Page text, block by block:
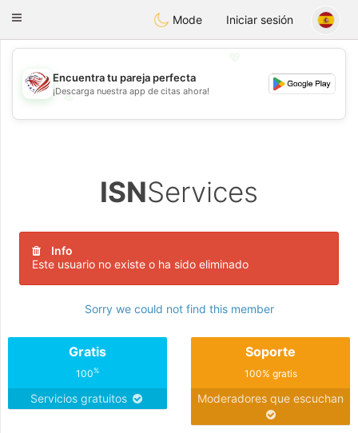
StatesDating
Toggle
Mode Iniciar sesión
💖
💕
Encuentra tu pareja perfecta
¡Descarga nuestra app de citas ahora!
ISNServices
Info
Este usuario no existe o ha sido eliminado
Sorry we could not find this member
Gratis
100%
Servicios gratuitos
Soporte
100% gratis
Moderadores que escuchan